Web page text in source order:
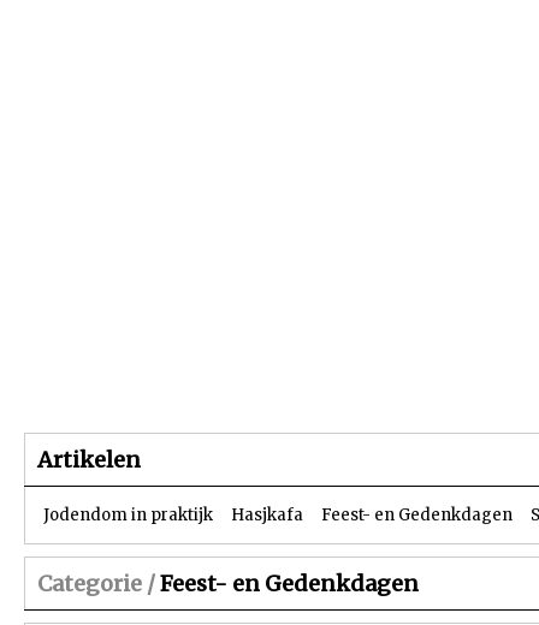
Artikelen
Jodendom in praktijk Hasjkafa Feest- en Gedenkdagen
Categorie /Feest- en Gedenkdagen